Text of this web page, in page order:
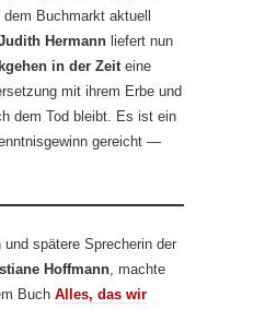
Buchmarkt aktuell
Hermann liefert nun
in der Zeit eine
mit ihrem Erbe und
dem Tod bleibt. Es ist ein
gereicht —
und spätere Sprecherin der
Hoffmann , machte
Buch Alles, das wir